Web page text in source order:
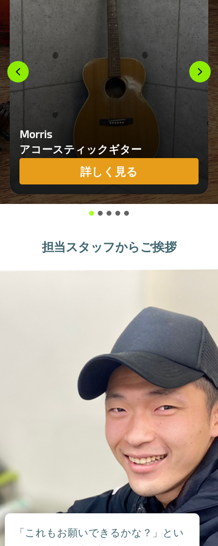
Morris
アコースティックギター
詳しく見る
担当スタッフからご挨拶
「これもお願いできるかな？」とい